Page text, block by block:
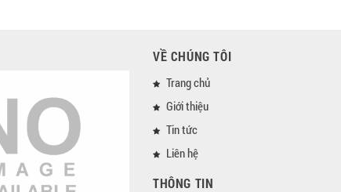
VỀ CHÚNG TÔI
Trang chủ
Giới thiệu
Tin tức
Liên hệ
THÔNG TIN